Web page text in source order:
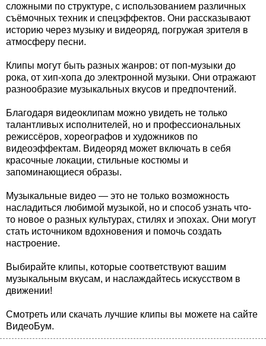
сложными по структуре, с использованием различных
съёмочных техник и спецэффектов. Они рассказывают
историю через музыку и видеоряд, погружая зрителя в
атмосферу песни.
Клипы могут быть разных жанров: от поп-музыки до
рока, от хип-хопа до электронной музыки. Они отражают
разнообразие музыкальных вкусов и предпочтений.
Благодаря видеоклипам можно увидеть не только
талантливых исполнителей, но и профессиональных
режиссёров, хореографов и художников по
видеоэффектам. Видеоряд может включать в себя
красочные локации, стильные костюмы и
запоминающиеся образы.
Музыкальные видео — это не только возможность
насладиться любимой музыкой, но и способ узнать что-
то новое о разных культурах, стилях и эпохах. Они могут
стать источником вдохновения и помочь создать
настроение.
Выбирайте клипы, которые соответствуют вашим
музыкальным вкусам, и наслаждайтесь искусством в
движении!
Смотреть или скачать лучшие клипы вы можете на сайте
ВидеоБум.